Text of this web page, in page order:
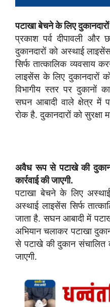
पटाखा बेचने के लिए
प्रकाश पर्व दीपावली
दुकानदारों को अस्थाई
सिर्फ तात्कालिक व्यवसाय
लाइसेंस के लिए दुकानदारों
विभागीय स्तर पर दुकानों
सघन आबादी वाले क्षेत्र में
रोक है. दुकानदारों को सुरक्षा
अवैध रूप से पटाखे की
कार्रवाई की जाएगी.
पटाखा बेचने के लिए
अस्थाई लाइसेंस सिर्फ
जाता है. सघन आबादी में
अभियान चलाकर पटाखा
से पटाखे की दुकान संचालित
जाएगी.